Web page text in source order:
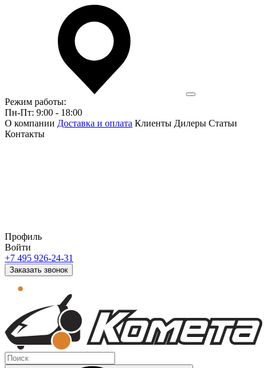
Режим работы:
Пн-Пт: 9:00 - 18:00
О компании Доставка и оплата Клиенты Дилеры Статьи
Контакты
Профиль
Войти
+7 495 926-24-31
Заказать звонок